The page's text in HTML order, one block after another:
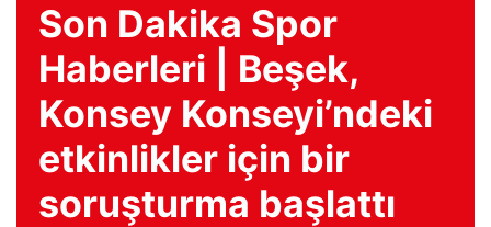
Son Dakika Spor
Haberleri | Beşek,
Konsey Konseyi’ndeki
etkinlikler için bir
soruşturma başlattı